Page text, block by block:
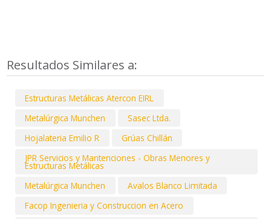
Resultados Similares a:
Estructuras Metálicas Atercon EIRL
Metalúrgica Munchen
Sasec Ltda.
Hojalateria Emilio R
Grúas Chillán
JPR Servicios y Mantenciones - Obras Menores y
Estructuras Metálicas
Metalúrgica Munchen
Avalos Blanco Limitada
Facop Ingenieria y Construccion en Acero